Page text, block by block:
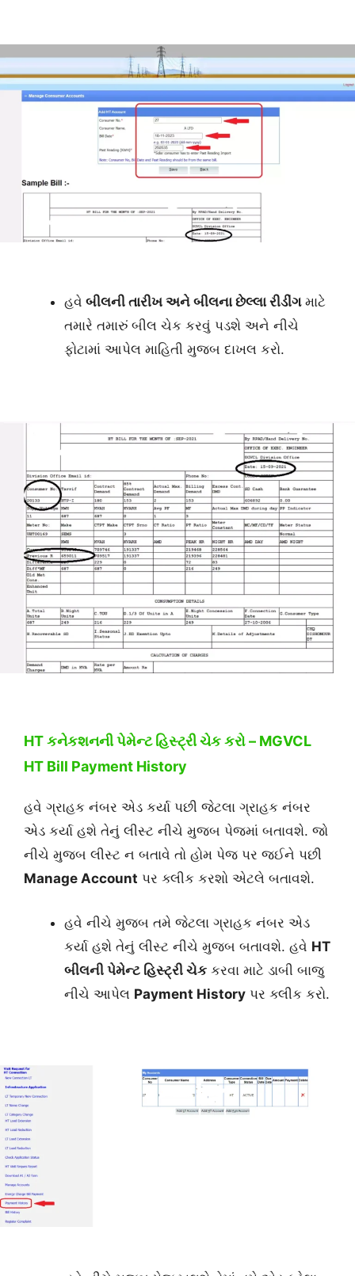
હવે બીલની તારીખ અને બીલના છેલ્લા રીડીંગમાટે
તમારે તમારું બીલ ચેક કરવું પડશે અને નીચે
ફોટામાં આપેલ માહિતી મુજબ દાખલ કરો.
HT કનેકશનની પેમેન્ટ હિસ્ટ્રી ચેક કરો – MGVCL
HT Bill Payment History
હવે ગ્રાહક નંબર એડ કર્યા પછી જેટલા ગ્રાહક નંબર
એડ કર્યા હશે તેનું લીસ્ટ નીચે મુજબ પેજમાં બતાવશે. જો
નીચે મુજબ લીસ્ટ ન બતાવે તો હોમ પેજ પર જઈને પછી
Manage Account પર ક્લીક કરશો એટલે બતાવશે.
હવે નીચે મુજબ તમે જેટલા ગ્રાહક નંબર એડ
કર્યા હશે તેનું લીસ્ટ નીચે મુજબ બતાવશે. હવે HT
બીલની પેમેન્ટ હિસ્ટ્રી ચેક કરવા માટે ડાબી બાજુ
નીચે આપેલ Payment History પર ક્લીક કરો.